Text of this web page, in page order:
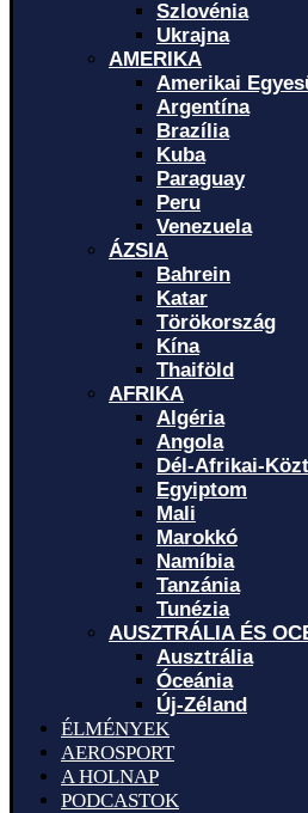
Szlovénia
Ukrajna
AMERIKA
Amerikai
Argentína
Brazília
Kuba
Paraguay
Peru
Venezuela
ÁZSIA
Bahrein
Katar
Törökország
Kína
Thaiföld
AFRIKA
Algéria
Angola
Dél-Afrikai-
Egyiptom
Mali
Marokkó
Namíbia
Tanzánia
Tunézia
AUSZTRÁLIA ÉS
Ausztrália
Óceánia
Új-Zéland
ÉLMÉNYEK
AEROSPORT
A HOLNAP
PODCASTOK